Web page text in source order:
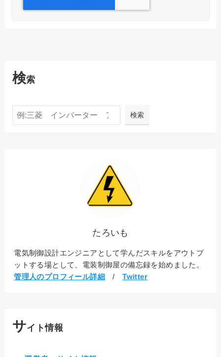
検索
検索 検索
たろいも
電気制御設計エンジニアとして学んだスキルをアウトプ
ットする場として、電装制御屋の備忘録を始めました。
管理人のプロフィール詳細 /Twitter
サイト情報